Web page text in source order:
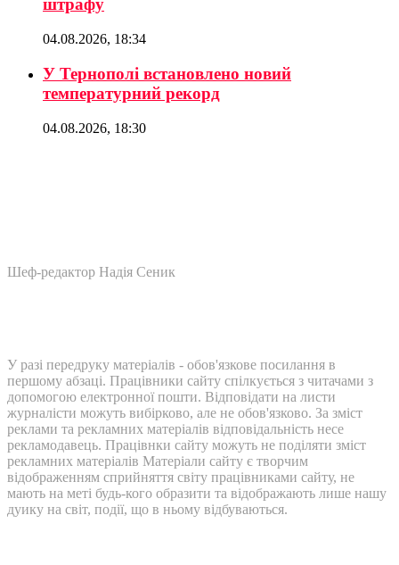
штрафу
04.08.2026, 18:34
У Тернополі встановлено новий
температурний рекорд
04.08.2026, 18:30
Шеф-редактор Надія Сеник
У разі передруку матеріалів - обов'язкове посилання в
першому абзаці. Працівники сайту спілкується з читачами з
допомогою електронної пошти. Відповідати на листи
журналісти можуть вибірково, але не обов'язково. За зміст
реклами та рекламних матеріалів відповідальність несе
рекламодавець. Працівнки сайту можуть не поділяти зміст
рекламних матеріалів Матеріали сайту є творчим
відображенням сприйняття світу працівниками сайту, не
мають на меті будь-кого образити та відображають лише нашу
дуику на світ, події, що в ньому відбуваються.